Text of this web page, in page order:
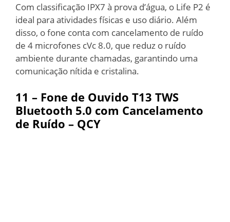
Com classificação IPX7 à prova d’água, o Life P2 é
ideal para atividades físicas e uso diário. Além
disso, o fone conta com cancelamento de ruído
de 4 microfones cVc 8.0, que reduz o ruído
ambiente durante chamadas, garantindo uma
comunicação nítida e cristalina.
11 – Fone de Ouvido T13 TWS
Bluetooth 5.0 com Cancelamento
de Ruído – QCY